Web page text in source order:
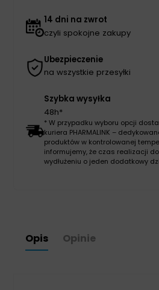
14 dni na zwrot
czyli spokojne zakupy
Ubezpieczenie
na wszystkie przesyłki
Szybka wysyłka
48h*
* W przypadku wyboru opcji
kuriera PHARMALINK –
produktów w kontrolowanej
informujemy, że czas realizacji
wydłużeniu o jeden dodatkowy
Opis Opinie